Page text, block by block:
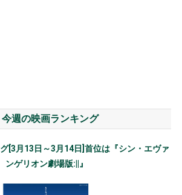
週の映画ランキング
[3月13日～3月14日]首位は『シン・エヴァ
ンゲリオン劇場版:||』